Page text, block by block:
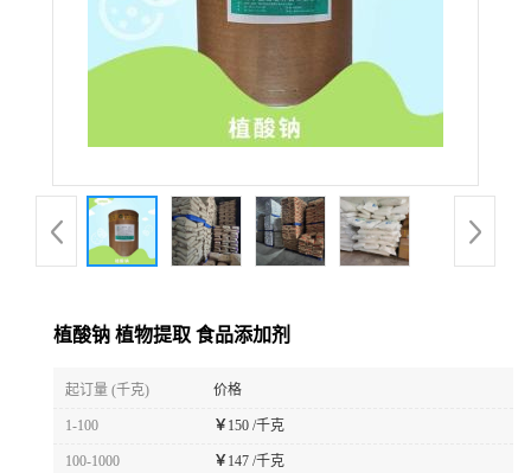
植酸钠 植物提取 食品添加剂
起订量 (千克) 价格
1-100 ￥ 150 /千克
100-1000 ￥ 147 /千克